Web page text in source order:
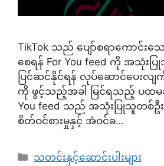
TikTok သည် ပျော်စရာကောင်
စေရန် For You feed ကို အသုံးပ
ပြင်ဆင်နိုင်ရန် လုပ်ဆောင်ပေးလျ
ကို ဖွင့်သည့်အခါ မြင်ရသည့် ပထမဆုံ
You feed သည် အသုံးပြုသူတစ်ဦး
စိတ်ဝင်စားမှုနှင့် အံဝင်ခ…
Categories
သတင်းနှင့်ဆောင်းပါးများ